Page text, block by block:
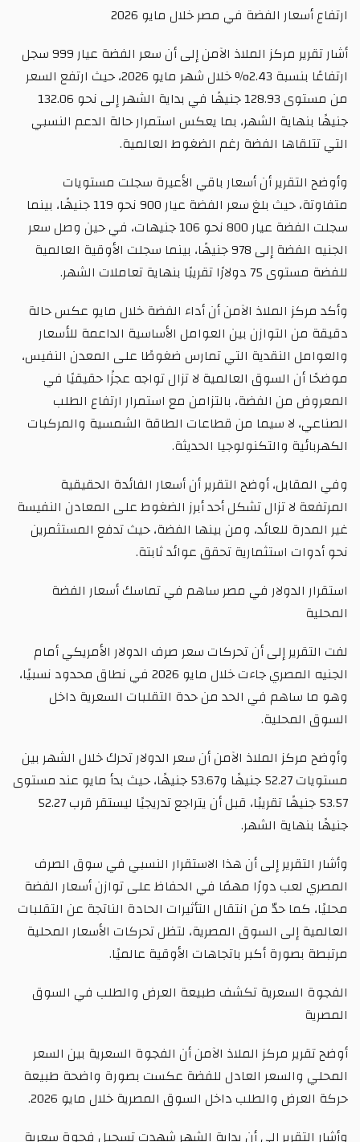
ارتفاع أسعار الفضة في مصر خلال مايو 2026
أشار تقرير مركز الملاذ الآمن إلى أن سعر الفضة عيار 999 سجل
ارتفاعًا بنسبة 2.43% خلال شهر مايو 2026، حيث ارتفع السعر
من مستوى 128.93 جنيهًا في بداية الشهر إلى نحو 132.06
جنيهًا بنهاية الشهر، بما يعكس استمرار حالة الدعم النسبي
التي تتلقاها الفضة رغم الضغوط العالمية.
وأوضح التقرير أن أسعار باقي الأعيرة سجلت مستويات
متفاوتة، حيث بلغ سعر الفضة عيار 900 نحو 119 جنيهًا، بينما
سجلت الفضة عيار 800 نحو 106 جنيهات، في حين وصل سعر
الجنيه الفضة إلى 978 جنيهًا، بينما سجلت الأوقية العالمية
للفضة مستوى 75 دولارًا تقريبًا بنهاية تعاملات الشهر.
وأكد مركز الملاذ الآمن أن أداء الفضة خلال مايو عكس حالة
دقيقة من التوازن بين العوامل الأساسية الداعمة للأسعار
والعوامل النقدية التي تمارس ضغوطًا على المعدن النفيس،
موضحًا أن السوق العالمية لا تزال تواجه عجزًا حقيقيًا في
المعروض من الفضة، بالتزامن مع استمرار ارتفاع الطلب
الصناعي، لا سيما من قطاعات الطاقة الشمسية والمركبات
الكهربائية والتكنولوجيا الحديثة.
وفي المقابل، أوضح التقرير أن أسعار الفائدة الحقيقية
المرتفعة لا تزال تشكل أحد أبرز الضغوط على المعادن النفيسة
غير المدرة للعائد، ومن بينها الفضة، حيث تدفع المستثمرين
نحو أدوات استثمارية تحقق عوائد ثابتة.
استقرار الدولار في مصر ساهم في تماسك أسعار الفضة
المحلية
لفت التقرير إلى أن تحركات سعر صرف الدولار الأمريكي أمام
الجنيه المصري جاءت خلال مايو 2026 في نطاق محدود نسبيًا،
وهو ما ساهم في الحد من حدة التقلبات السعرية داخل
السوق المحلية.
وأوضح مركز الملاذ الآمن أن سعر الدولار تحرك خلال الشهر بين
مستويات 52.27 جنيهًا و53.67 جنيهًا، حيث بدأ مايو عند مستوى
53.57 جنيهًا تقريبًا، قبل أن يتراجع تدريجيًا ليستقر قرب 52.27
جنيهًا بنهاية الشهر.
وأشار التقرير إلى أن هذا الاستقرار النسبي في سوق الصرف
المصري لعب دورًا مهمًا في الحفاظ على توازن أسعار الفضة
محليًا، كما حدّ من انتقال التأثيرات الحادة الناتجة عن التقلبات
العالمية إلى السوق المصرية، لتظل تحركات الأسعار المحلية
مرتبطة بصورة أكبر باتجاهات الأوقية عالميًا.
الفجوة السعرية تكشف طبيعة العرض والطلب في السوق
المصرية
أوضح تقرير مركز الملاذ الآمن أن الفجوة السعرية بين السعر
المحلي والسعر العادل للفضة عكست بصورة واضحة طبيعة
حركة العرض والطلب داخل السوق المصرية خلال مايو 2026.
وأشار التقرير إلى أن بداية الشهر شهدت تسجيل فجوة سعرية